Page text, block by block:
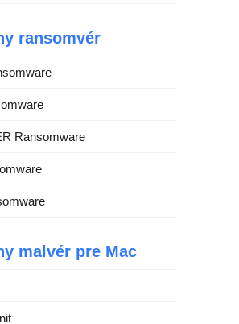
ransomvér
Ransomware
malvér pre Mac